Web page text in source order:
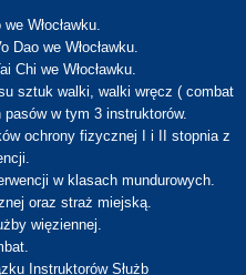
Włocławku.
Dao we Włocławku.
Chi we Włocławku.
sztuk walki, walki wręcz ( combat
w tym 3 instruktorów.
ochrony fizycznej I i II stopnia z
w klasach mundurowych.
oraz straż miejską.
więziennej.
Instruktorów Służb